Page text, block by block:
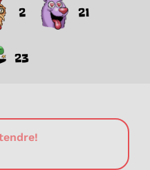
2 21
23